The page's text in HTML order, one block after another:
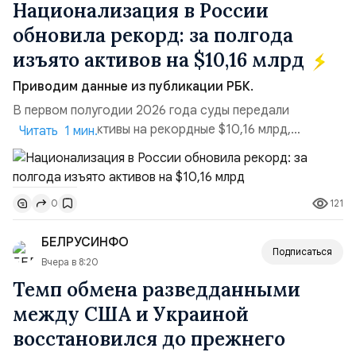
Национализация в России
обновила рекорд: за полгода
изъято активов на $10,16 млрд
Приводим данные из публикации РБК.
В первом полугодии 2026 года суды передали
государству активы на рекордные $10,16 млрд,
подсчитали аналитики AK&M. Это в 2,5 раза больше,
чем за аналогичный период 2025 года ($3,95 млрд).
Всего зафиксировано 15 национализационных
транзакций, которые обеспечили 42,2% денежного
объёма всего российского рынка слияний и
поглощений. Крупнейшей ...
Читать 1 мин.
0 121
БЕЛРУСИНФО
Вчера в 8:20
Подписаться
Темп обмена разведданными
между США и Украиной
восстановился до прежнего